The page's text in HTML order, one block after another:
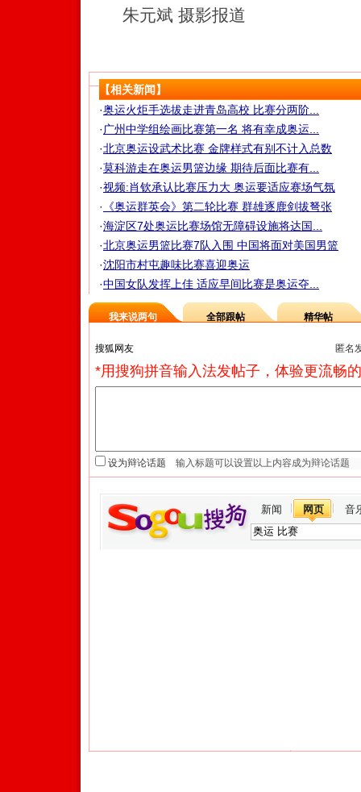
朱元斌 摄影报道
【相关新闻】
·奥运火炬手选拔走进青岛高校 比赛分两阶...
· 广州中学组绘画比赛第一名 将有幸成奥运...
·北京奥运设武术比赛 金牌样式有别不计入总数
·莫科游走在奥运男篮边缘 期待后面比赛有...
·视频:肖钦承认比赛压力大 奥运要适应赛场气氛
·
《奥运群英会》第二轮比赛 群雄逐鹿剑拔弩张
·海淀区7处奥运比赛场馆无障碍设施将达国...
·北京奥运男篮比赛7队入围 中国将面对美国男篮
·沈阳市村屯趣味比赛喜迎奥运
·中国女队发挥上佳 适应早间比赛是奥运夺...
我来说两句 全部跟帖 精华帖
匿名
*用搜狗拼音输入法发帖子，体验更流畅
设为辩论话题
新闻 网页 音